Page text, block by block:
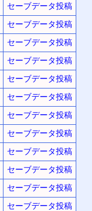
セーブデータ投稿
セーブデータ投稿
セーブデータ投稿
セーブデータ投稿
セーブデータ投稿
セーブデータ投稿
セーブデータ投稿
セーブデータ投稿
セーブデータ投稿
セーブデータ投稿
セーブデータ投稿
セーブデータ投稿